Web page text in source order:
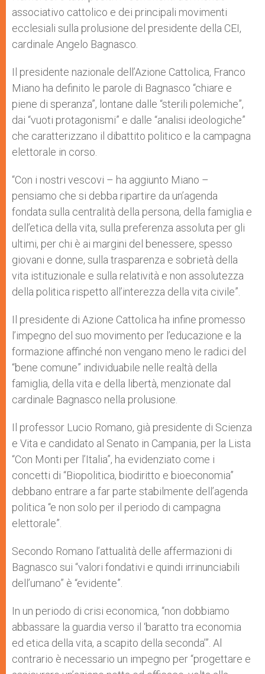
p e
r
k
associativo cattolico e dei principali movimenti
ecclesiali sulla prolusione del presidente della CEI,
cardinale Angelo Bagnasco.
Il presidente nazionale dell’Azione Cattolica, Franco
Miano ha definito le parole di Bagnasco “chiare e
piene di speranza”, lontane dalle “sterili polemiche”,
dai “vuoti protagonismi” e dalle “analisi ideologiche”
che caratterizzano il dibattito politico e la campagna
elettorale in corso.
“Con i nostri vescovi – ha aggiunto Miano –
pensiamo che si debba ripartire da un’agenda
fondata sulla centralità della persona, della famiglia e
dell’etica della vita, sulla preferenza assoluta per gli
ultimi, per chi è ai margini del benessere, spesso
giovani e donne, sulla trasparenza e sobrietà della
vita istituzionale e sulla relatività e non assolutezza
della politica rispetto all’interezza della vita civile”.
Il presidente di Azione Cattolica ha infine promesso
l’impegno del suo movimento per l’educazione e la
formazione affinché non vengano meno le radici del
“bene comune” individuabile nelle realtà della
famiglia, della vita e della libertà, menzionate dal
cardinale Bagnasco nella prolusione.
Il professor Lucio Romano, già presidente di Scienza
e Vita e candidato al Senato in Campania, per la Lista
“Con Monti per l’Italia”, ha evidenziato come i
concetti di “Biopolitica, biodiritto e bioeconomia”
debbano entrare a far parte stabilmente dell’agenda
politica “e non solo per il periodo di campagna
elettorale”.
Secondo Romano l’attualità delle affermazioni di
Bagnasco sui “valori fondativi e quindi irrinunciabili
dell’umano” è “evidente”.
In un periodo di crisi economica, “non dobbiamo
abbassare la guardia verso il ‘baratto tra economia
ed etica della vita, a scapito della seconda’”. Al
contrario è necessario un impegno per “progettare e